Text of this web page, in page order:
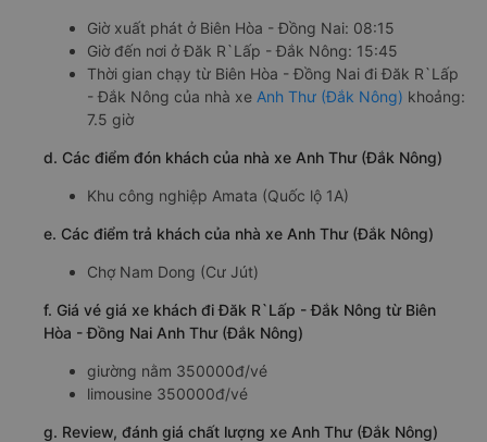
Giờ xuất phát ở Biên Hòa - Đồng Nai: 08:15
Giờ đến nơi ở Đăk R`Lấp - Đắk Nông: 15:45
Thời gian chạy từ Biên Hòa - Đồng Nai đi Đăk R`Lấp
- Đắk Nông của nhà xe Anh Thư (Đắk Nông) khoảng:
7.5 giờ
d. Các điểm đón khách của nhà xe Anh Thư (Đắk Nông)
Khu công nghiệp Amata (Quốc lộ 1A)
e. Các điểm trả khách của nhà xe Anh Thư (Đắk Nông)
Chợ Nam Dong (Cư Jút)
f. Giá vé giá xe khách đi Đăk R`Lấp - Đắk Nông từ Biên
Hòa - Đồng Nai Anh Thư (Đắk Nông)
giường nằm 350000đ/vé
limousine 350000đ/vé
g. Review, đánh giá chất lượng xe Anh Thư (Đắk Nông)